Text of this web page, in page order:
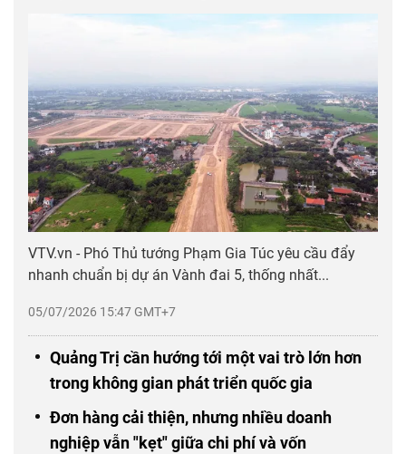
05/07/2026 15:47 GMT+7
VTV.vn - Phó Thủ tướng Phạm Gia Túc yêu cầu đẩy
nhanh chuẩn bị dự án Vành đai 5, thống nhất...
Quảng Trị cần hướng tới một vai trò lớn hơn
trong không gian phát triển quốc gia
Đơn hàng cải thiện, nhưng nhiều doanh
nghiệp vẫn "kẹt" giữa chi phí và vốn